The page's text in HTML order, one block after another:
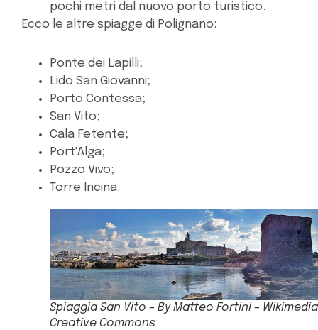
pochi metri dal nuovo porto turistico.
Ecco le altre spiagge di Polignano:
Ponte dei Lapilli;
Lido San Giovanni;
Porto Contessa;
San Vito;
Cala Fetente;
Port'Alga;
Pozzo Vivo;
Torre Incina.
Spiaggia San Vito – By Matteo Fortini – Wikimedia
Creative Commons